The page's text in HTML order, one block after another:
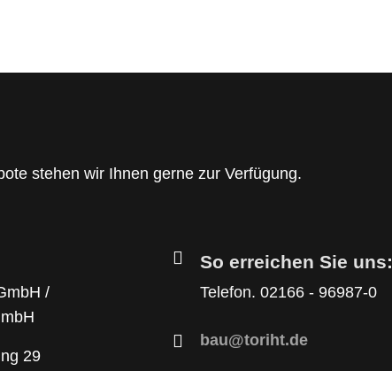
stehen wir Ihnen gerne zur Verfügung.
/
29
So erreichen Sie uns:
Telefon. 02166 - 96987-0
bau@toriht.de